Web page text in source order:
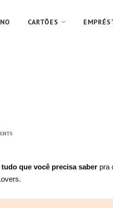
CARTÕES
tudo que você precisa saber pra